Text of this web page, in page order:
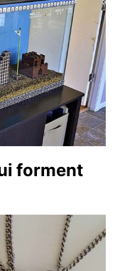
forment